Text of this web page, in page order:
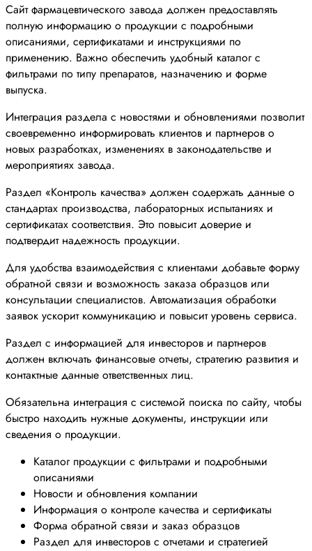
Сайт фармацевтического завода должен предоставлять
полную информацию о продукции с подробными
описаниями, сертификатами и инструкциями по
применению. Важно обеспечить удобный каталог с
фильтрами по типу препаратов, назначению и форме
выпуска.
Интеграция раздела с новостями и обновлениями позволит
своевременно информировать клиентов и партнеров о
новых разработках, изменениях в законодательстве и
мероприятиях завода.
Раздел «Контроль качества» должен содержать данные о
стандартах производства, лабораторных испытаниях и
сертификатах соответствия. Это повысит доверие и
подтвердит надежность продукции.
Для удобства взаимодействия с клиентами добавьте форму
обратной связи и возможность заказа образцов или
консультации специалистов. Автоматизация обработки
заявок ускорит коммуникацию и повысит уровень сервиса.
Раздел с информацией для инвесторов и партнеров
должен включать финансовые отчеты, стратегию развития и
контактные данные ответственных лиц.
Обязательна интеграция с системой поиска по сайту, чтобы
быстро находить нужные документы, инструкции или
сведения о продукции.
Каталог продукции с фильтрами и подробными
описаниями
Новости и обновления компании
Информация о контроле качества и сертификаты
Форма обратной связи и заказ образцов
Раздел для инвесторов с отчетами и стратегией